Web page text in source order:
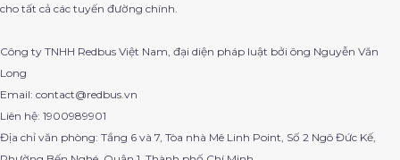
Cà Mau Đi Hậu Giang
Sa Đéc Đi Thoại Sơn
Tân Sơn Nhất Đi Bà Rịa
Bến Xe Phía Nam Huế Đi Ninh Hòa
cho tất cả các tuyến đường chính.
Công ty TNHH Redbus Việt Nam, đại diện pháp luật bởi ông Nguyễn Văn
Long
Email: contact@redbus.vn
Liên hệ: 1900989901
Địa chỉ văn phòng: Tầng 6 và 7, Tòa nhà Mê Linh Point, Số 2 Ngô Đức Kế,